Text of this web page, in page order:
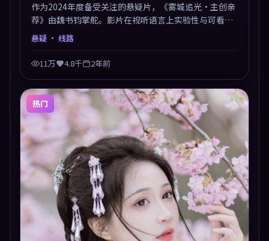
作为2024年度备受关注的悬疑片，《雾城追光·主创亲
荐》由魏书钧掌舵。影片在视听语言上实验性与可看性
兼顾，人物关系错综复杂，后劲十足。美术与服化还原
悬疑 · 线路
11万 4.8千 2年前
热门